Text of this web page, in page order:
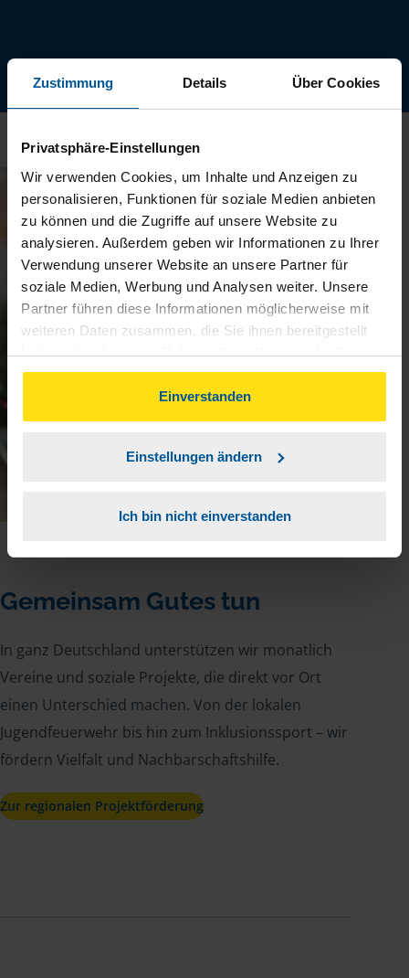
Zustimmung Details Über Cookies
Privatsphäre-Einstellungen
Wir verwenden Cookies, um Inhalte und Anzeigen zu
personalisieren, Funktionen für soziale Medien anbieten
zu können und die Zugriffe auf unsere Website zu
analysieren. Außerdem geben wir Informationen zu Ihrer
Verwendung unserer Website an unsere Partner für
soziale Medien, Werbung und Analysen weiter. Unsere
Partner führen diese Informationen möglicherweise mit
weiteren Daten zusammen, die Sie ihnen bereitgestellt
haben oder die sie im Rahmen Ihrer Nutzung der Dienste
gesammelt haben. Indem Sie auf Einverstanden klicken,
können Sie der Verwendung von Cookies, gemäß
unserer➔ Datenschutzrichtliniezustimmen.
Einverstanden
Einstellungen ändern
Ich bin nicht einverstanden
Gemeinsam Gutes tun
In ganz Deutschland unterstützen wir monatlich
Vereine und soziale Projekte, die direkt vor Ort
einen Unterschied machen. Von der lokalen
Jugendfeuerwehr bis hin zum Inklusionssport – wir
fördern Vielfalt und Nachbarschaftshilfe.
Zur regionalen Projektförderung